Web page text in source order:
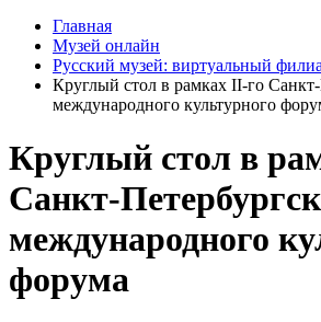
Главная
Музей онлайн
Русский музей: виртуальный
Круглый стол в рамках II-го Санкт-
международного культурного
Круглый стол в
Санкт-
международного
форума